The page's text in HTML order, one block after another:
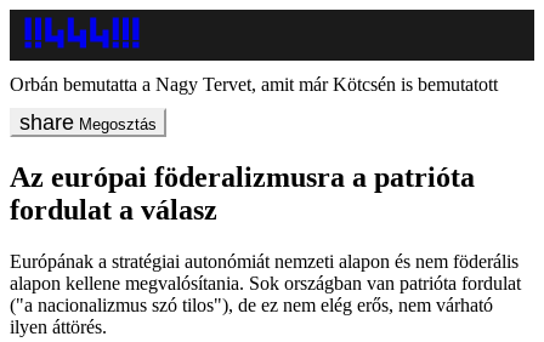
Orbán bemutatta a Nagy Tervet, amit már Kötcsén is bemutatott
Megosztás
Az európai föderalizmusra a patrióta
fordulat a válasz
Európának a stratégiai autonómiát nemzeti alapon és nem föderális
alapon kellene megvalósítania. Sok országban van patrióta fordulat
("a nacionalizmus szó tilos"), de ez nem elég erős, nem várható
ilyen áttörés.